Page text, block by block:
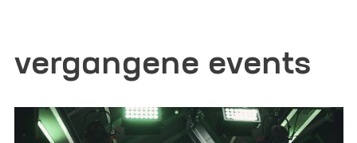
vergangene events